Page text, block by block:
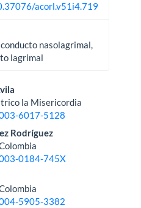
acorl.v51i4.719
nasolagrimal,
lagrimal
la Misericordia
6017-5128
Rodríguez
0184-745X
5905-3382